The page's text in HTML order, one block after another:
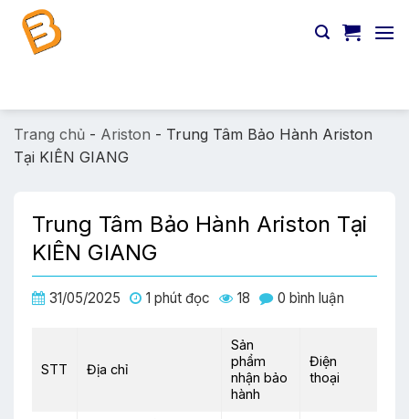
Chuyển
đến
Trang chủ - Ariston - Trung Tâm Bảo Hành Ariston
Tại KIÊN GIANG
Trung Tâm Bảo Hành Ariston Tại
KIÊN GIANG
31/05/2025 1 phút đọc 18 0 bình luận
STT Địa chỉ
Sản
phẩm
nhận bảo
hành
Điện
thoại